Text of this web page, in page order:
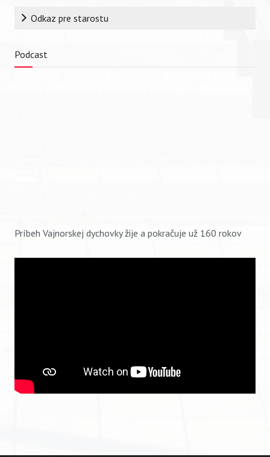
Odkaz pre starostu
Podcast
Príbeh Vajnorskej dychovky žije a pokračuje už 160 rokov